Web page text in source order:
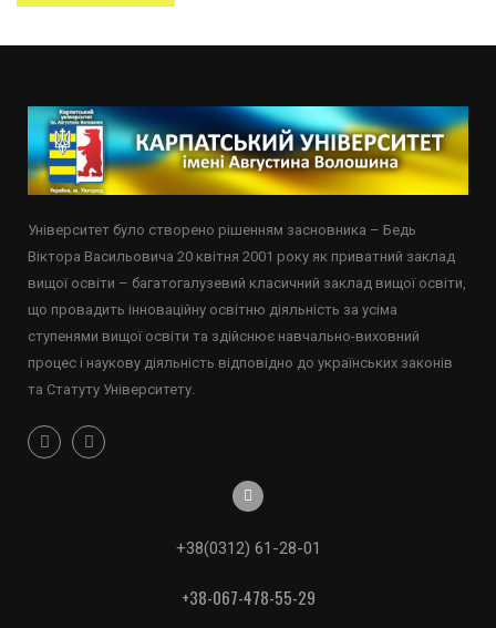
Університет було створено рішенням засновника – Бедь
Віктора Васильовича 20 квітня 2001 року як приватний заклад
вищої освіти – багатогалузевий класичний заклад вищої освіти,
що провадить інноваційну освітню діяльність за усіма
ступенями вищої освіти та здійснює навчально-виховний
процес і наукову діяльність відповідно до українських законів
та Статуту Університету.
+38(0312) 61-28-01
+38-067-478-55-29